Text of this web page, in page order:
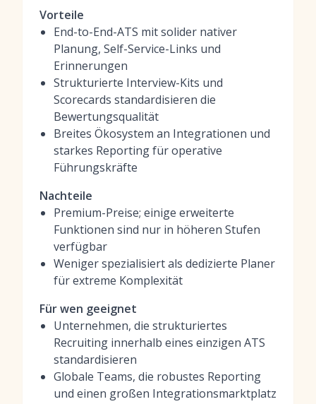
Vorteile
End-to-End-ATS mit solider nativer
Planung, Self-Service-Links und
Erinnerungen
Strukturierte Interview-Kits und
Scorecards standardisieren die
Bewertungsqualität
Breites Ökosystem an Integrationen und
starkes Reporting für operative
Führungskräfte
Nachteile
Premium-Preise; einige erweiterte
Funktionen sind nur in höheren Stufen
verfügbar
Weniger spezialisiert als dedizierte Planer
für extreme Komplexität
Für wen geeignet
Unternehmen, die strukturiertes
Recruiting innerhalb eines einzigen ATS
standardisieren
Globale Teams, die robustes Reporting
und einen großen Integrationsmarktplatz